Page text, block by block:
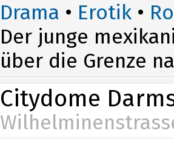
Drama • Erotik •
Der junge
über die Grenze
Citydome